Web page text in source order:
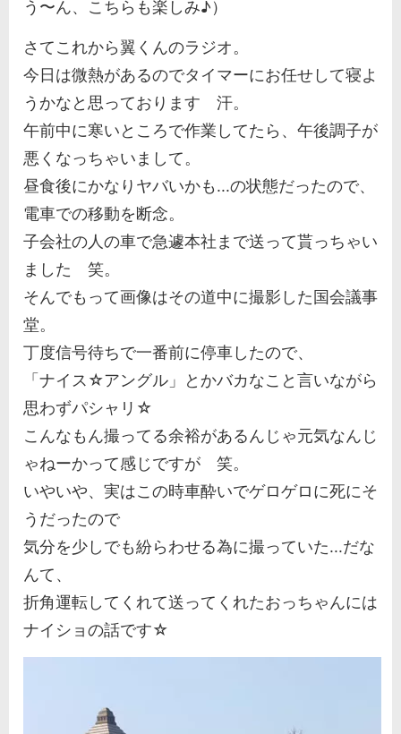
う〜ん、こちらも楽しみ♪）
さてこれから翼くんのラジオ。
今日は微熱があるのでタイマーにお任せして寝よ
うかなと思っております 汗。
午前中に寒いところで作業してたら、午後調子が
悪くなっちゃいまして。
昼食後にかなりヤバいかも...の状態だったので、
電車での移動を断念。
子会社の人の車で急遽本社まで送って貰っちゃい
ました 笑。
そんでもって画像はその道中に撮影した国会議事
堂。
丁度信号待ちで一番前に停車したので、
「ナイス☆アングル」とかバカなこと言いながら
思わずパシャリ☆
こんなもん撮ってる余裕があるんじゃ元気なんじ
ゃねーかって感じですが 笑。
いやいや、実はこの時車酔いでゲロゲロに死にそ
うだったので
気分を少しでも紛らわせる為に撮っていた...だな
んて、
折角運転してくれて送ってくれたおっちゃんには
ナイショの話です☆